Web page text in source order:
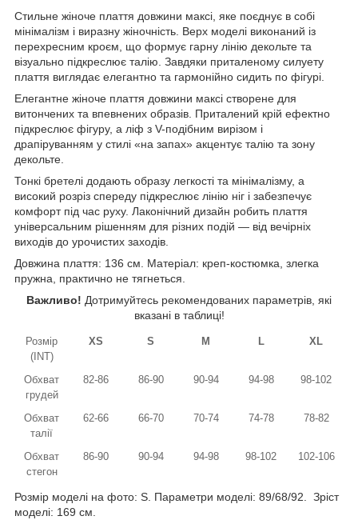
Стильне жіноче плаття довжини максі, яке поєднує в собі
мінімалізм і виразну жіночність. Верх моделі виконаний із
перехресним кроєм, що формує гарну лінію декольте та
візуально підкреслює талію. Завдяки приталеному силуету
плаття виглядає елегантно та гармонійно сидить по фігурі.
Елегантне жіноче плаття довжини максі створене для
витончених та впевнених образів. Приталений крій ефектно
підкреслює фігуру, а ліф з V-подібним вирізом і
драпіруванням у стилі «на запах» акцентує талію та зону
декольте.
Тонкі бретелі додають образу легкості та мінімалізму, а
високий розріз спереду підкреслює лінію ніг і забезпечує
комфорт під час руху. Лаконічний дизайн робить плаття
універсальним рішенням для різних подій — від вечірніх
виходів до урочистих заходів.
Довжина плаття: 136 см. Матеріал: креп-костюмка, злегка
пружна, практично не тягнеться.
Важливо! Дотримуйтесь рекомендованих параметрів, які
вказані в таблиці!
Розмір
(INT)
XS S M L XL
Обхват
грудей
82-86 86-90 90-94 94-98 98-102
Обхват
талії
62-66 66-70 70-74 74-78 78-82
Обхват
стегон
86-90 90-94 94-98 98-102 102-106
Розмір моделі на фото: S. Параметри моделі: 89/68/92. Зріст
моделі: 169 см.